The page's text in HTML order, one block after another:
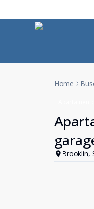
Home
Brooklin,